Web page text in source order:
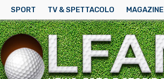
SPORT TV & SPETTACOLO MAGAZINE